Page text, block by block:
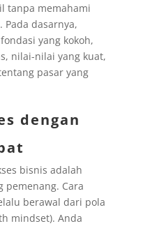
tanpa memahami
dasarnya,
yang kokoh,
nilai-nilai yang kuat,
pasar yang
dengan
bisnis adalah
pemenang. Cara
berawal dari pola
mindset). Anda